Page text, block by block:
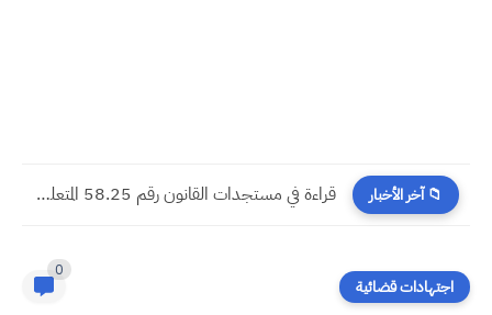
📁 آخر الأخبار ​قراءة في مستجدات القانون رقم 58.25 المتعلق بالمسطرة المدنية
اجتهادات قضائية
0